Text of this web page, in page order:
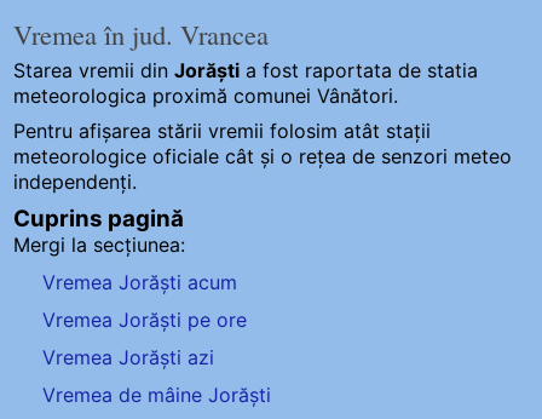
Vremea în jud. Vrancea
Starea vremii dinJorăști a fost raportata de statia
meteorologica proximă comunei Vânători.
Pentru afișarea stării vremii folosim atât stații
meteorologice oficiale cât și o rețea de senzori meteo
independenți.
Cuprins pagină
Mergi la secțiunea:
Vremea Jorăști acum
Vremea Jorăști pe ore
Vremea Jorăști azi
Vremea de mâine Jorăști